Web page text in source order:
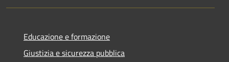
Educazione e formazione
Giustizia e sicurezza pubblica